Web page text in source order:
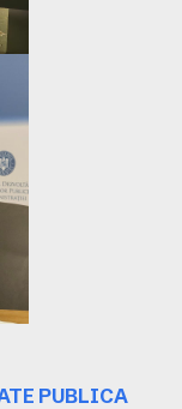
PUBLICA